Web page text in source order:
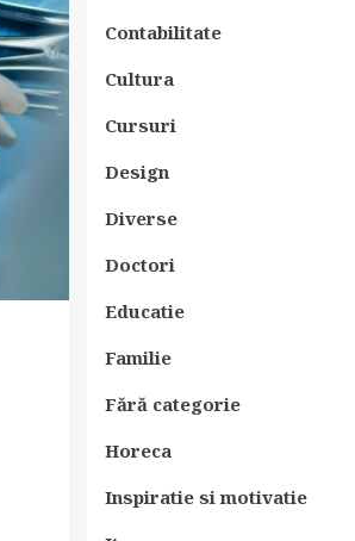
Contabilitate
Cultura
Cursuri
Design
Diverse
Doctori
Educatie
Familie
Fără categorie
Horeca
Inspiratie si motivatie